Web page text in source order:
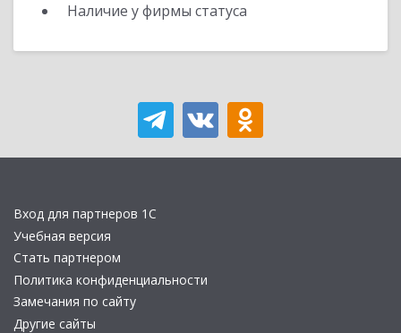
Наличие у фирмы статуса
Вход для партнеров 1С
Учебная версия
Стать партнером
Политика конфиденциальности
Замечания по сайту
Другие сайты